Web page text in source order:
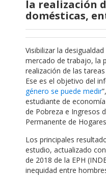
la realización
domésticas,
Visibilizar la
mercado de trabajo, la
realización de las
Ese es el objetivo del
género se puede medir
estudiante de
de Pobreza e Ingresos
Permanente de
Los principales
estudio, actualizado
de 2018 de la EPH
inequidad entre